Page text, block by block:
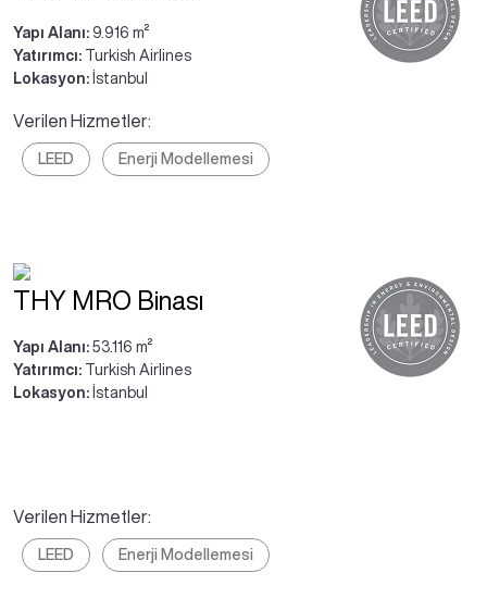
Yapı Alanı: 9.916 m²
Yatırımcı: Turkish Airlines
Lokasyon: İstanbul
Verilen Hizmetler:
LEED Enerji Modellemesi
THY MRO Binası
Yapı Alanı: 53.116 m²
Yatırımcı: Turkish Airlines
Lokasyon: İstanbul
Verilen Hizmetler:
LEED Enerji Modellemesi